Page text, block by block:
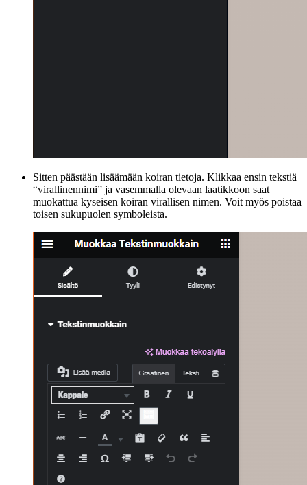
Sitten päästään lisäämään koiran tietoja. Klikkaa ensin tekstiä
“virallinennimi” ja vasemmalla olevaan laatikkoon saat
muokattua kyseisen koiran virallisen nimen. Voit myös poistaa
toisen sukupuolen symboleista.